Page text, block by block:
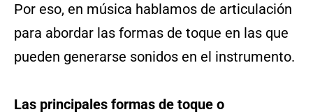
Por eso, en música hablamos de articulación
para abordar las formas de toque en las que
pueden generarse sonidos en el instrumento.
Las principales formas de toque o